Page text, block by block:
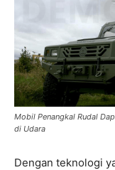
Mobil Penangkal Rudal
di Udara
Dengan teknologi